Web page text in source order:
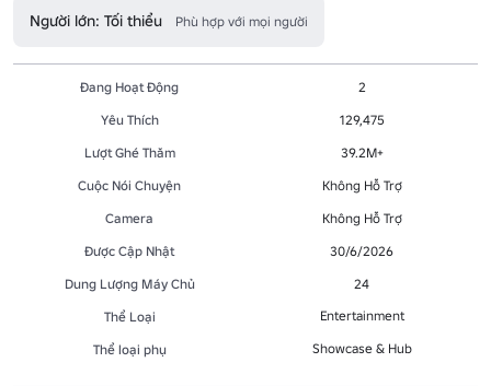
Người lớn: Tối thiểu Phù hợp với mọi người
Đang Hoạt Động
2
Yêu Thích
129,475
Lượt Ghé Thăm
39.2M+
Cuộc Nói Chuyện
Không Hỗ Trợ
Camera
Không Hỗ Trợ
Được Cập Nhật
30/6/2026
Dung Lượng Máy Chủ
24
Thể Loại
Entertainment
Thể loại phụ Showcase & Hub